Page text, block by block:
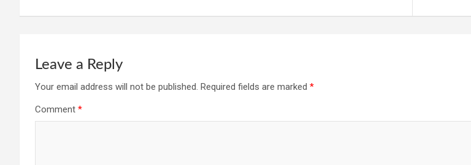
k
p
Leave a Reply
Your email address will not be published. Required fields are marked *
Comment *